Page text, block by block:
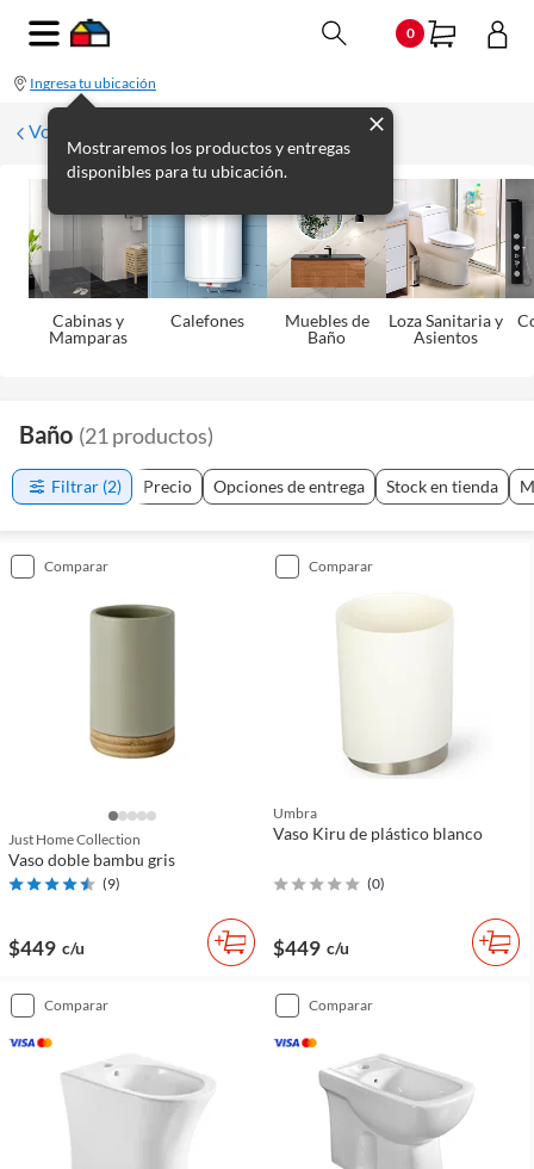
0
Ingresa tu ubicación
Mostraremos los productos y entregas
disponibles para tu ubicación.
Volver
Cabinas y
Mamparas
Calefones
Muebles de
Baño
Loza Sanitaria y
Asientos
Baño (21 productos)
Filtrar (2) Precio Opciones de entrega Stock en tienda
comparar
Just Home Collection
Vaso doble bambu gris
(9)
$449 c/u
comparar
Umbra
Vaso Kiru de plástico blanco
(0)
$449 c/u
comparar comparar